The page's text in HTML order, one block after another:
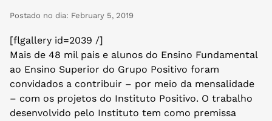
Postado no dia: February 5, 2019
[flgallery id=2039 /]
Mais de 48 mil pais e alunos do Ensino Fundamental
ao Ensino Superior do Grupo Positivo foram
convidados a contribuir – por meio da mensalidade
– com os projetos do Instituto Positivo. O trabalho
desenvolvido pelo Instituto tem como premissa